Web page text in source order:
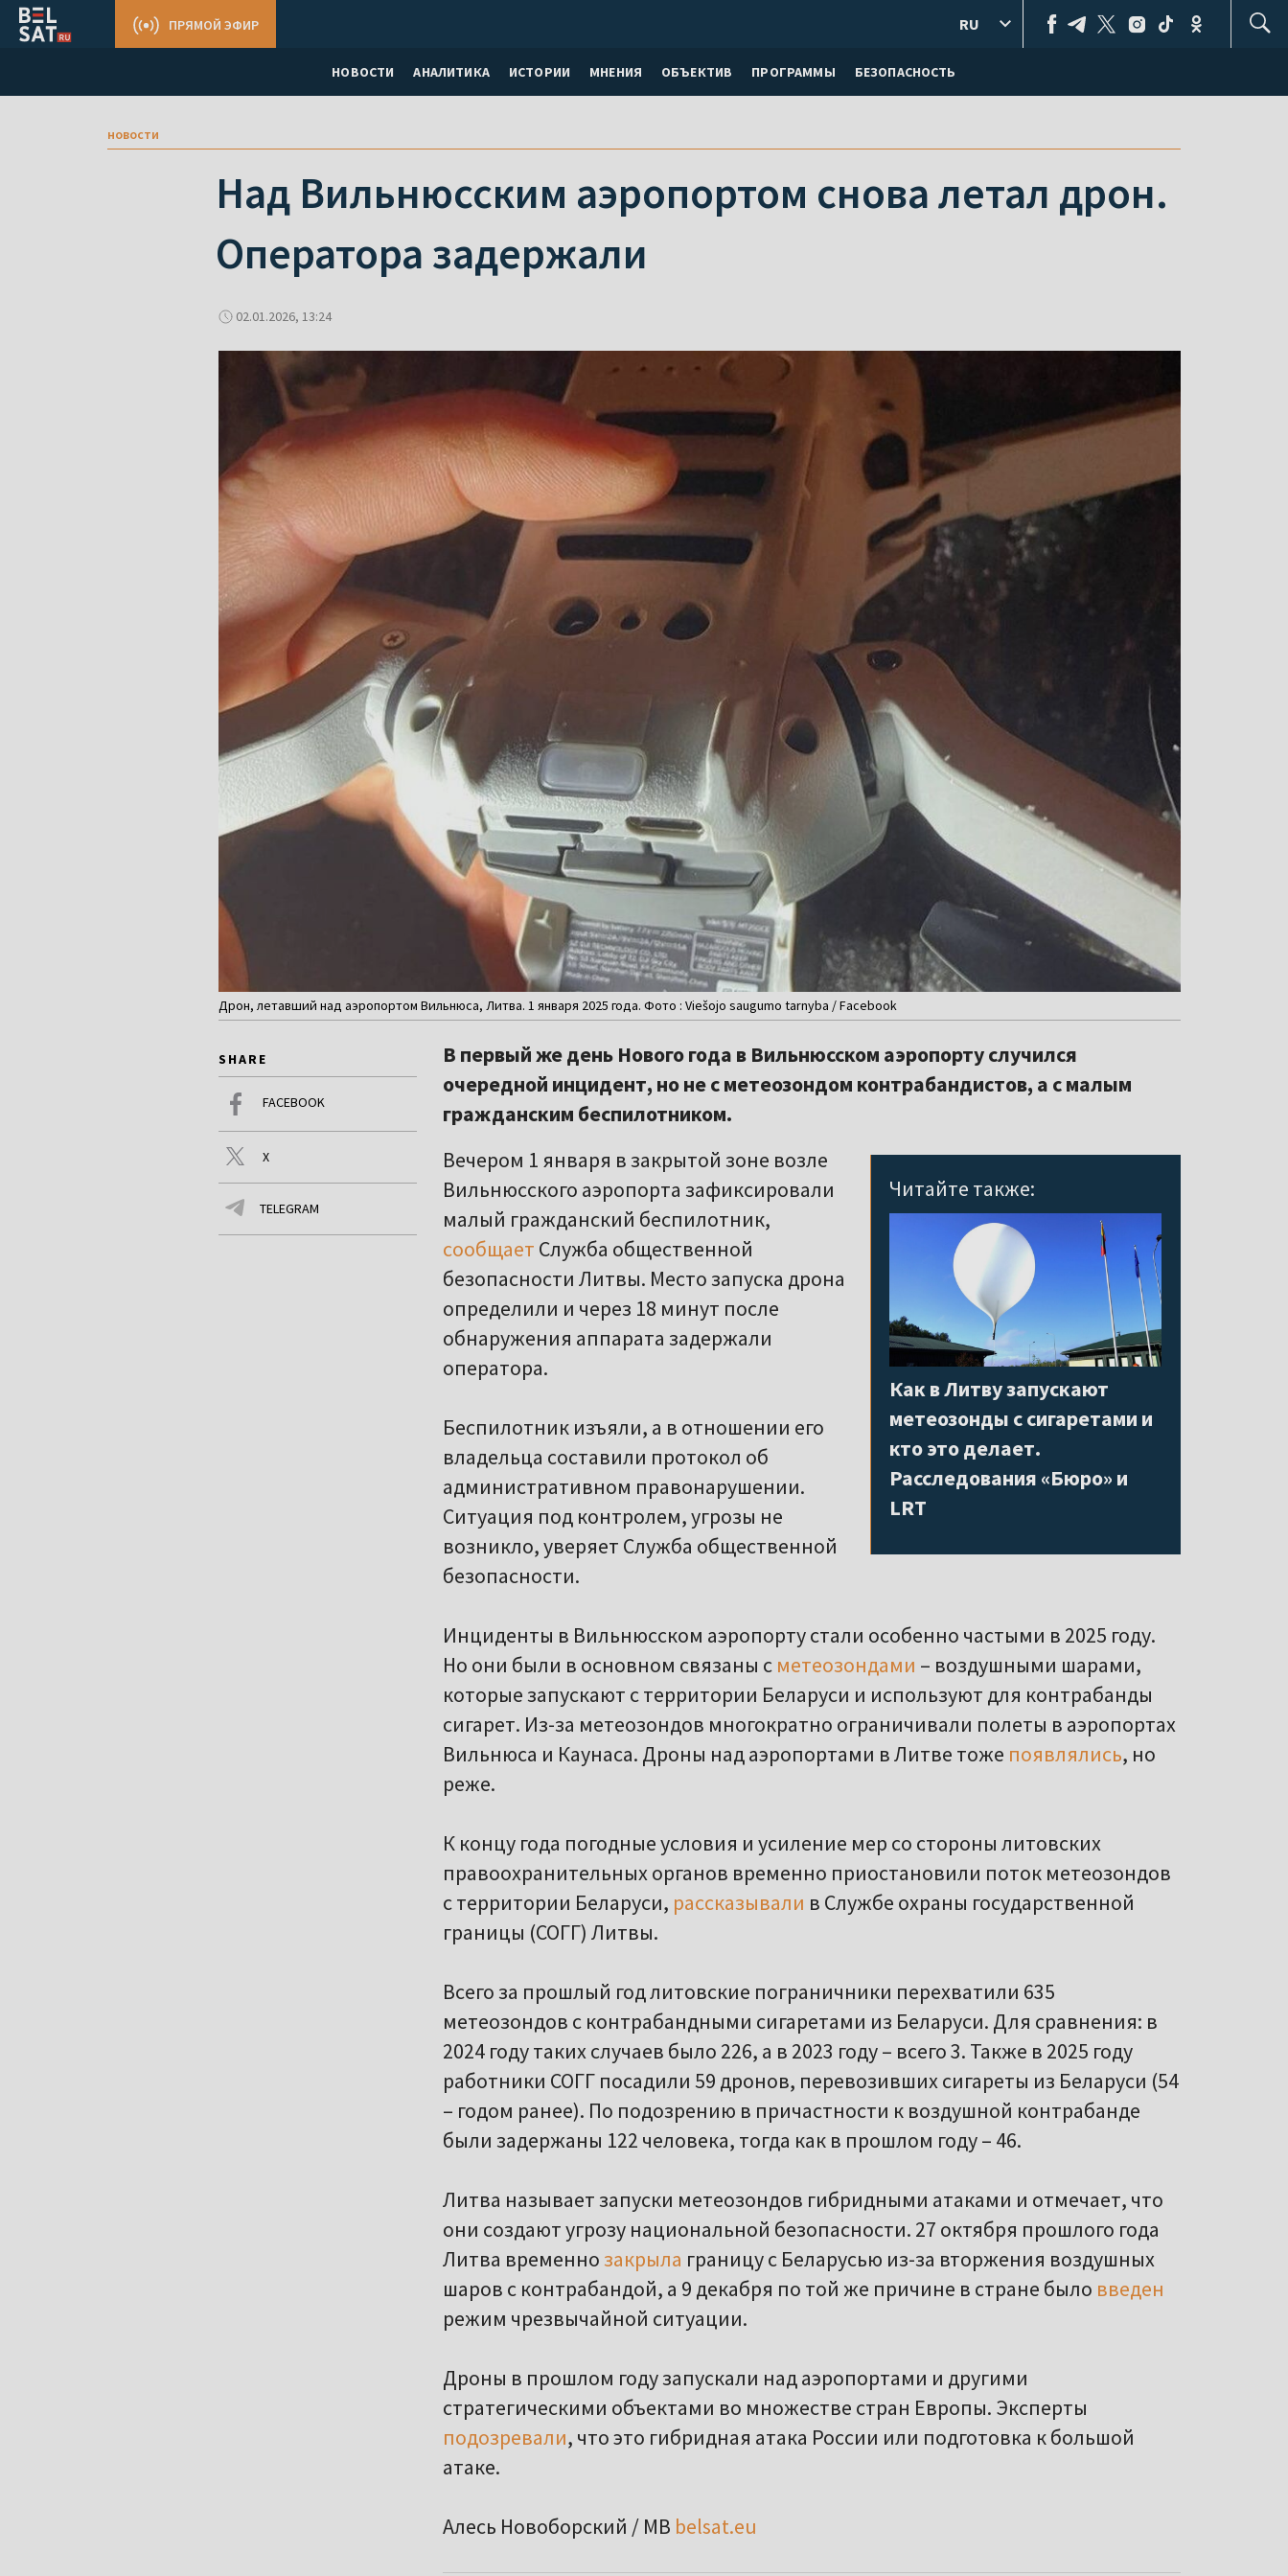
НОВОСТИ АНАЛИТИКА ИСТОРИИ МНЕНИЯ ОБЪЕКТИВ ПРОГРАММЫ БЕЗОПАСНОСТЬ
ПРЯМОЙ ЭФИР RU
новости
Над Вильнюсским аэропортом снова летал дрон.
Оператора задержали
02.01.2026, 13:24
Дрон, летавший над аэропортом Вильнюса, Литва. 1 января 2025 года. Фото : Viešojo saugumo tarnyba / Facebook
SHARE
FACEBOOK
X
TELEGRAM
В первый же день Нового года в Вильнюсском аэропорту случился
очередной инцидент, но не с метеозондом контрабандистов, а с малым
гражданским беспилотником.
Читайте также:
Как в Литву запускают
метеозонды с сигаретами и
кто это делает.
Расследования «Бюро» и
LRT
Вечером 1 января в закрытой зоне возле
Вильнюсского аэропорта зафиксировали
малый гражданский беспилотник,
сообщает Служба общественной
безопасности Литвы. Место запуска дрона
определили и через 18 минут после
обнаружения аппарата задержали
оператора.
Беспилотник изъяли, а в отношении его
владельца составили протокол об
административном правонарушении.
Ситуация под контролем, угрозы не
возникло, уверяет Служба общественной
безопасности.
Инциденты в Вильнюсском аэропорту стали особенно частыми в 2025 году.
Но они были в основном связаны с метеозондами – воздушными шарами,
которые запускают с территории Беларуси и используют для контрабанды
сигарет. Из-за метеозондов многократно ограничивали полеты в аэропортах
Вильнюса и Каунаса. Дроны над аэропортами в Литве тоже появлялись, но
реже.
К концу года погодные условия и усиление мер со стороны литовских
правоохранительных органов временно приостановили поток метеозондов
с территории Беларуси, рассказывали в Службе охраны государственной
границы (СОГГ) Литвы.
Всего за прошлый год литовские пограничники перехватили 635
метеозондов с контрабандными сигаретами из Беларуси. Для сравнения: в
2024 году таких случаев было 226, а в 2023 году – всего 3. Также в 2025 году
работники СОГГ посадили 59 дронов, перевозивших сигареты из Беларуси (54
– годом ранее). По подозрению в причастности к воздушной контрабанде
были задержаны 122 человека, тогда как в прошлом году – 46.
Литва называет запуски метеозондов гибридными атаками и отмечает, что
они создают угрозу национальной безопасности. 27 октября прошлого года
Литва временно закрыла границу с Беларусью из-за вторжения воздушных
шаров с контрабандой, а 9 декабря по той же причине в стране было введен
режим чрезвычайной ситуации.
Дроны в прошлом году запускали над аэропортами и другими
стратегическими объектами во множестве стран Европы. Эксперты
подозревали, что это гибридная атака России или подготовка к большой
атаке.
Алесь Новоборский / МВ belsat.eu